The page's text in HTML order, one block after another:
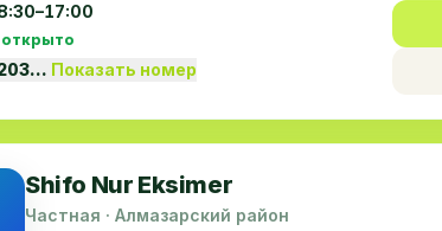
открыто
Показать номер
Shifo Nur Eksimer
Частная · Алмазарский район